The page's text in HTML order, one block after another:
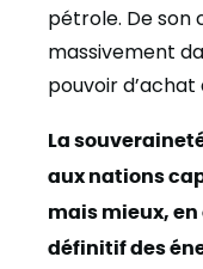
pétrole. De son
massivement
pouvoir
La
aux nations
mais mieux,
définitif des